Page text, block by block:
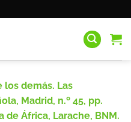
los demás. Las
Madrid, n.º 45, pp.
de África, Larache, BNM.